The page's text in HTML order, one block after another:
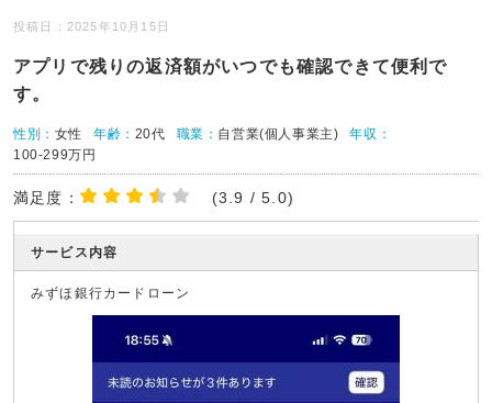
投稿日：2025年10月15日
アプリで残りの返済額がいつでも確認できて便利で
す。
性別： 女性 年齢： 20代 職業： 自営業(個人事業主)
年収：
100-299万円
満足度： (3.9 / 5.0)
サービス内容
みずほ銀行カードローン